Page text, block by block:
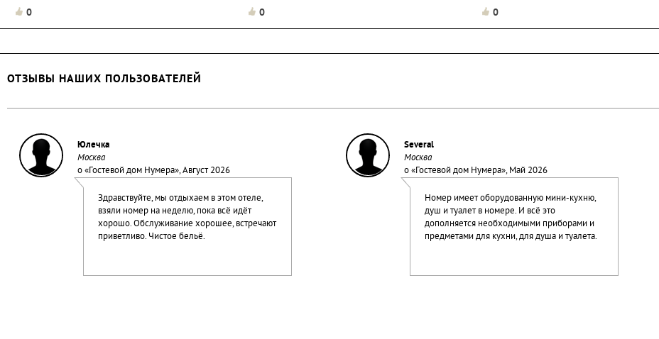
которая
0
источники...
0
"Операция "Ы" и другие приключения...
0
ОТЗЫВЫ НАШИХ ПОЛЬЗОВАТЕЛЕЙ
Юлечка
Москва
о «Гостевой дом Нумера», Август 2026
Здравствуйте, мы отдыхаем в этом отеле,
взяли номер на неделю, пока всё идёт
хорошо. Обслуживание хорошее, встречают
приветливо. Чистое бельё.
Several
Москва
о «Гостевой дом Нумера», Май 2026
Номер имеет оборудованную мини-кухню,
душ и туалет в номере. И всё это
дополняется необходимыми приборами и
предметами для кухни, для душа и туалета.